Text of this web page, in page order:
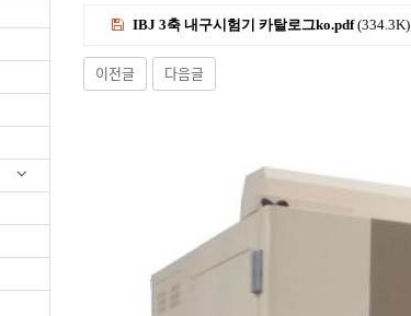
IBJ 3축 내구시험기 카탈로그ko.pdf(334.3K)
이전글 다음글